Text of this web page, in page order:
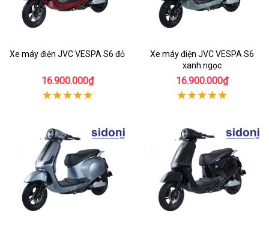
Xe máy điện JVC VESPA S6 đỏ
16.900.000₫
Xe máy điện JVC VESPA S6
xanh ngọc
16.900.000₫